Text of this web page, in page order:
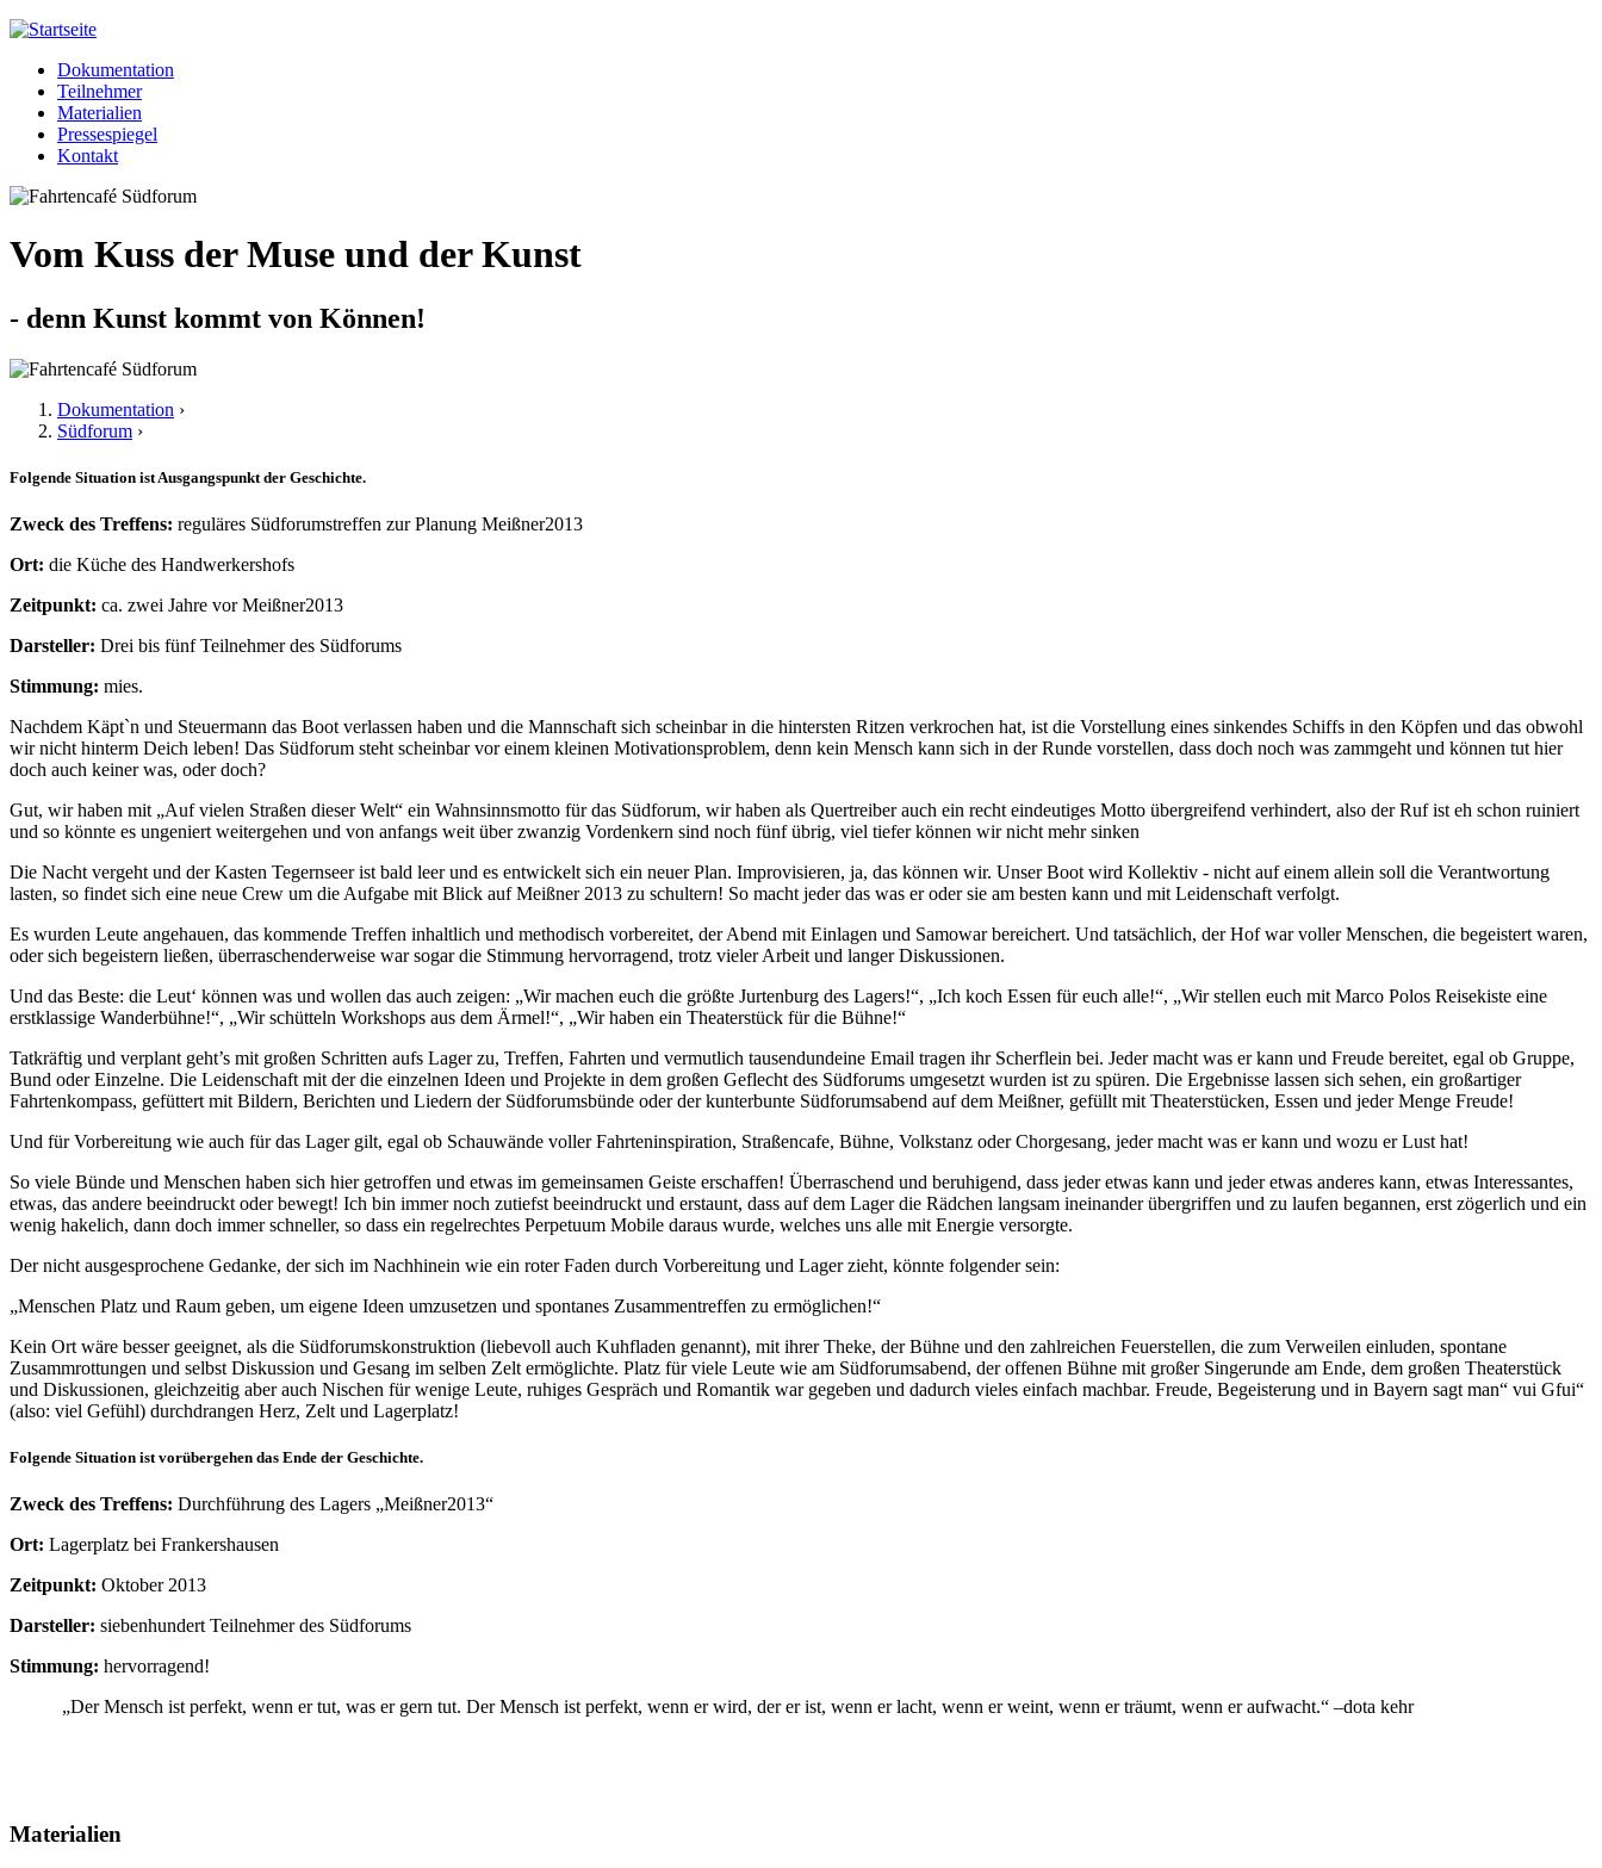
Jump to navigation
Meißner 2013
Hauptmenü
Dokumentation
Teilnehmer
Materialien
Pressespiegel
Kontakt
Vom Kuss der Muse und der Kunst
- denn Kunst kommt von Können!
Sie sind hier
Dokumentation ›
Südforum ›
Folgende Situation ist Ausgangspunkt der Geschichte.
Zweck des Treffens: reguläres Südforumstreffen zur Planung Meißner2013
Ort: die Küche des Handwerkershofs
Zeitpunkt: ca. zwei Jahre vor Meißner2013
Darsteller: Drei bis fünf Teilnehmer des Südforums
Stimmung: mies.
Nachdem Käpt`n und Steuermann das Boot verlassen haben und die Mannschaft sich scheinbar in die hintersten Ritzen verkrochen hat, ist die Vorstellung eines sinkendes Schiffs in den Köpfen und das obwohl
wir nicht hinterm Deich leben! Das Südforum steht scheinbar vor einem kleinen Motivationsproblem, denn kein Mensch kann sich in der Runde vorstellen, dass doch noch was zammgeht und können tut hier
doch auch keiner was, oder doch?
Gut, wir haben mit „Auf vielen Straßen dieser Welt“ ein Wahnsinnsmotto für das Südforum, wir haben als Quertreiber auch ein recht eindeutiges Motto übergreifend verhindert, also der Ruf ist eh schon ruiniert
und so könnte es ungeniert weitergehen und von anfangs weit über zwanzig Vordenkern sind noch fünf übrig, viel tiefer können wir nicht mehr sinken
Die Nacht vergeht und der Kasten Tegernseer ist bald leer und es entwickelt sich ein neuer Plan. Improvisieren, ja, das können wir. Unser Boot wird Kollektiv - nicht auf einem allein soll die Verantwortung
lasten, so findet sich eine neue Crew um die Aufgabe mit Blick auf Meißner 2013 zu schultern! So macht jeder das was er oder sie am besten kann und mit Leidenschaft verfolgt.
Es wurden Leute angehauen, das kommende Treffen inhaltlich und methodisch vorbereitet, der Abend mit Einlagen und Samowar bereichert. Und tatsächlich, der Hof war voller Menschen, die begeistert waren,
oder sich begeistern ließen, überraschenderweise war sogar die Stimmung hervorragend, trotz vieler Arbeit und langer Diskussionen.
Und das Beste: die Leut‘ können was und wollen das auch zeigen: „Wir machen euch die größte Jurtenburg des Lagers!“, „Ich koch Essen für euch alle!“, „Wir stellen euch mit Marco Polos Reisekiste eine
erstklassige Wanderbühne!“, „Wir schütteln Workshops aus dem Ärmel!“, „Wir haben ein Theaterstück für die Bühne!“
Tatkräftig und verplant geht’s mit großen Schritten aufs Lager zu, Treffen, Fahrten und vermutlich tausendundeine Email tragen ihr Scherflein bei. Jeder macht was er kann und Freude bereitet, egal ob Gruppe,
Bund oder Einzelne. Die Leidenschaft mit der die einzelnen Ideen und Projekte in dem großen Geflecht des Südforums umgesetzt wurden ist zu spüren. Die Ergebnisse lassen sich sehen, ein großartiger
Fahrtenkompass, gefüttert mit Bildern, Berichten und Liedern der Südforumsbünde oder der kunterbunte Südforumsabend auf dem Meißner, gefüllt mit Theaterstücken, Essen und jeder Menge Freude!
Und für Vorbereitung wie auch für das Lager gilt, egal ob Schauwände voller Fahrteninspiration, Straßencafe, Bühne, Volkstanz oder Chorgesang, jeder macht was er kann und wozu er Lust hat!
So viele Bünde und Menschen haben sich hier getroffen und etwas im gemeinsamen Geiste erschaffen! Überraschend und beruhigend, dass jeder etwas kann und jeder etwas anderes kann, etwas Interessantes,
etwas, das andere beeindruckt oder bewegt! Ich bin immer noch zutiefst beeindruckt und erstaunt, dass auf dem Lager die Rädchen langsam ineinander übergriffen und zu laufen begannen, erst zögerlich und ein
wenig hakelich, dann doch immer schneller, so dass ein regelrechtes Perpetuum Mobile daraus wurde, welches uns alle mit Energie versorgte.
Der nicht ausgesprochene Gedanke, der sich im Nachhinein wie ein roter Faden durch Vorbereitung und Lager zieht, könnte folgender sein:
„Menschen Platz und Raum geben, um eigene Ideen umzusetzen und spontanes Zusammentreffen zu ermöglichen!“
Kein Ort wäre besser geeignet, als die Südforumskonstruktion (liebevoll auch Kuhfladen genannt), mit ihrer Theke, der Bühne und den zahlreichen Feuerstellen, die zum Verweilen einluden, spontane
Zusammrottungen und selbst Diskussion und Gesang im selben Zelt ermöglichte. Platz für viele Leute wie am Südforumsabend, der offenen Bühne mit großer Singerunde am Ende, dem großen Theaterstück
und Diskussionen, gleichzeitig aber auch Nischen für wenige Leute, ruhiges Gespräch und Romantik war gegeben und dadurch vieles einfach machbar. Freude, Begeisterung und in Bayern sagt man“ vui Gfui“
(also: viel Gefühl) durchdrangen Herz, Zelt und Lagerplatz!
Folgende Situation ist vorübergehen das Ende der Geschichte.
Zweck des Treffens: Durchführung des Lagers „Meißner2013“
Ort: Lagerplatz bei Frankershausen
Zeitpunkt: Oktober 2013
Darsteller: siebenhundert Teilnehmer des Südforums
Stimmung: hervorragend!
„Der Mensch ist perfekt, wenn er tut, was er gern tut. Der Mensch ist perfekt, wenn er wird, der er ist, wenn er lacht, wenn er weint, wenn er träumt, wenn er aufwacht.“ –dota kehr
Materialien